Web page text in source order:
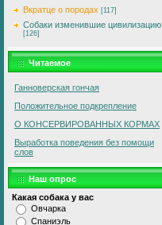
Вкратце о породах [117]
Собаки изменившие цивилизацию
[126]
Читаемое
Ганноверская гончая
Положительное подкрепление
О КОHСЕРВИРОВАHHЫX КОРМАX
Выработка поведения без помощи
слов
Наш опрос
Какая собака у вас
Овчарка
Спаниэль